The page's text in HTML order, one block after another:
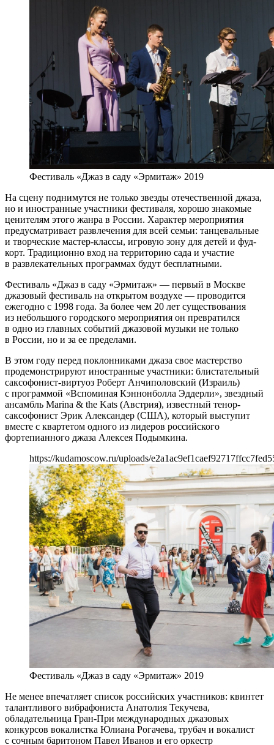
Фестиваль «Джаз в саду «Эрмитаж» 2019
На сцену поднимутся не только звезды отечественной джаза,
но и иностранные участники фестиваля, хорошо знакомые
ценителям этого жанра в России. Характер мероприятия
предусматривает развлечения для всей семьи: танцевальные
и творческие мастер-классы, игровую зону для детей и фуд-
корт. Традиционно вход на территорию сада и участие
в развлекательных программах будут бесплатными.
Фестиваль «Джаз в саду «Эрмитаж» — первый в Москве
джазовый фестиваль на открытом воздухе — проводится
ежегодно с 1998 года. За более чем 20 лет существования
из небольшого городского мероприятия он превратился
в одно из главных событий джазовой музыки не только
в России, но и за ее пределами.
В этом году перед поклонниками джаза свое мастерство
продемонстрируют иностранные участники: блистательный
саксофонист-виртуоз Роберт Анчиполовский (Израиль)
с программой «Вспоминая Кэннонболла Эддерли», звездный
ансамбль Marina & the Kats (Австрия), известный тенор-
саксофонист Эрик Александер (США), который выступит
вместе с квартетом одного из лидеров российского
фортепианного джаза Алексея Подымкина.
https://kudamoscow.ru/uploads/
Фестиваль «Джаз в саду «Эрмитаж» 2019
Не менее впечатляет список российских участников: квинтет
талантливого вибрафониста Анатолия Текучева,
обладательница Гран-При международных джазовых
конкурсов вокалистка Юлиана Рогачева, трубач и вокалист
с сочным баритоном Павел Иванов и его оркестр